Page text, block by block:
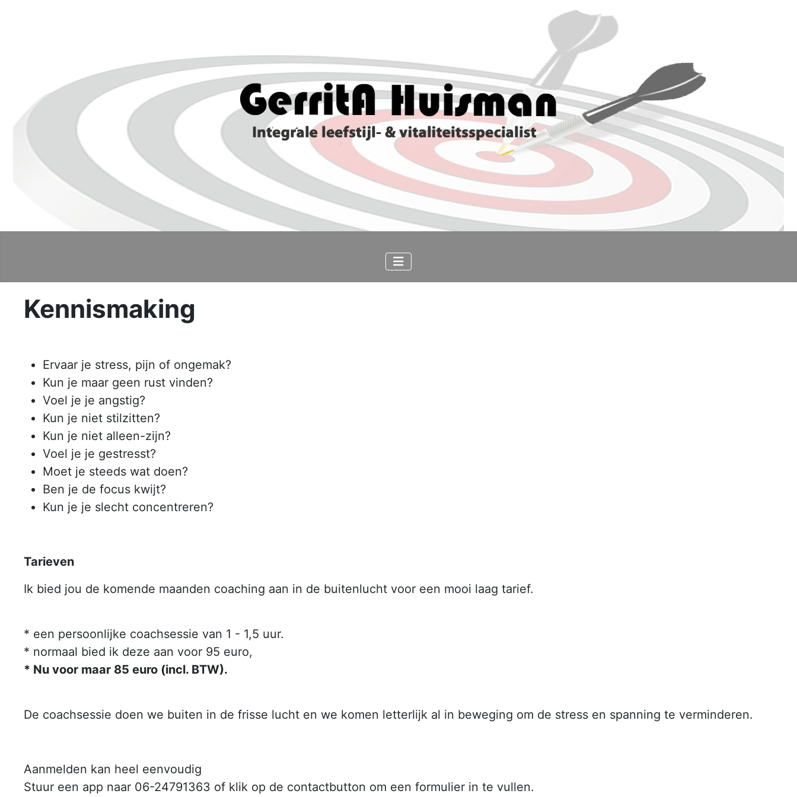
Kennismaking
Ervaar je stress, pijn of ongemak?
Kun je maar geen rust vinden?
Voel je je angstig?
Kun je niet stilzitten?
Kun je niet alleen-zijn?
Voel je je gestresst?
Moet je steeds wat doen?
Ben je de focus kwijt?
Kun je je slecht concentreren?
Tarieven
Ik bied jou de komende maanden coaching aan in de buitenlucht voor een mooi laag tarief.
* een persoonlijke coachsessie van 1 - 1,5 uur.
* normaal bied ik deze aan voor 95 euro,
* Nu voor maar 85 euro (incl. BTW).
De coachsessie doen we buiten in de frisse lucht en we komen letterlijk al in beweging om de stress en spanning te verminderen.
Aanmelden kan heel eenvoudig
Stuur een app naar 06-24791363 of klik op de contactbutton om een formulier in te vullen.